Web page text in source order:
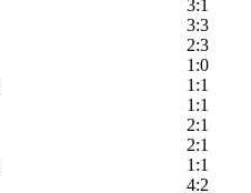
3:1
3:3
2:3
1:0
1:1
1:1
2:1
2:1
1:1
4:2